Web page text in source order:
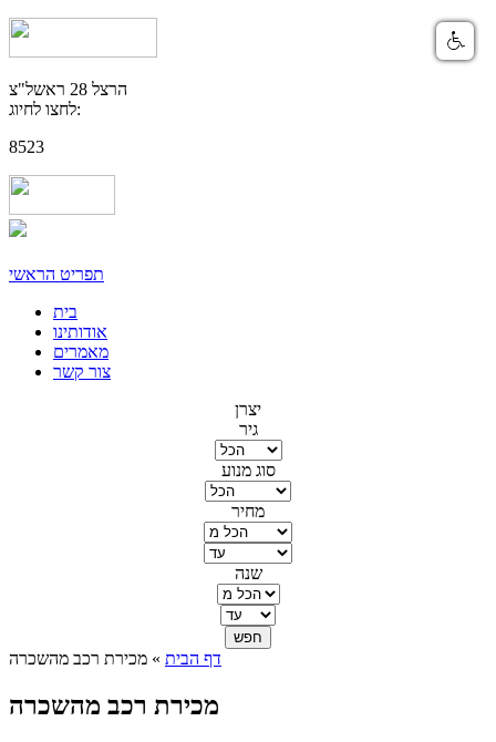
הרצל 28 ראשל"צ
לחצו לחיוג:
8523
תפריט הראשי
בית
אודותינו
מאמרים
צור קשר
יצרן
גיר
סוג מנוע
מחיר
שנה
דף הבית » מכירת רכב מהשכרה
מכירת רכב מהשכרה